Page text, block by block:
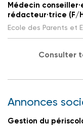
Médecin
rédacteur·trice (F/
Ecole des Parents et
Consulter
Annonces
Gestion du